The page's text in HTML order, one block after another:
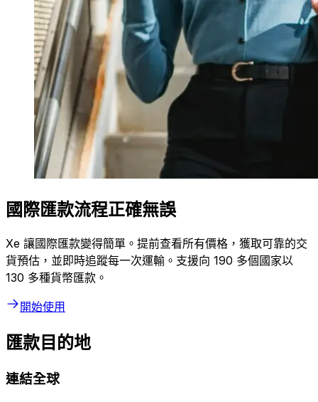
國際匯款流程正確無誤
Xe 讓國際匯款變得簡單。提前查看所有價格，獲取可靠的交
貨預估，並即時追蹤每一次運輸。支援向 190 多個國家以
130 多種貨幣匯款。
開始使用
匯款目的地
連結全球